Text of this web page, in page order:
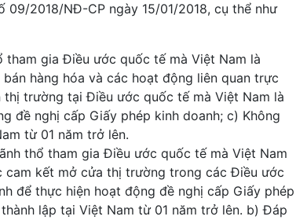
2018/NĐ-CP ngày 15/01/2018, cụ thể như
gia Điều ước quốc tế mà Việt Nam là
hàng hóa và các hoạt động liên quan trực
trường tại Điều ước quốc tế mà Việt Nam là
đề nghị cấp Giấy phép kinh doanh; c) Không
từ 01 năm trở lên.
thổ tham gia Điều ước quốc tế mà Việt Nam
cam kết mở cửa thị trường trong các Điều ước
để thực hiện hoạt động đề nghị cấp Giấy phép
lập tại Việt Nam từ 01 năm trở lên. b) Đáp